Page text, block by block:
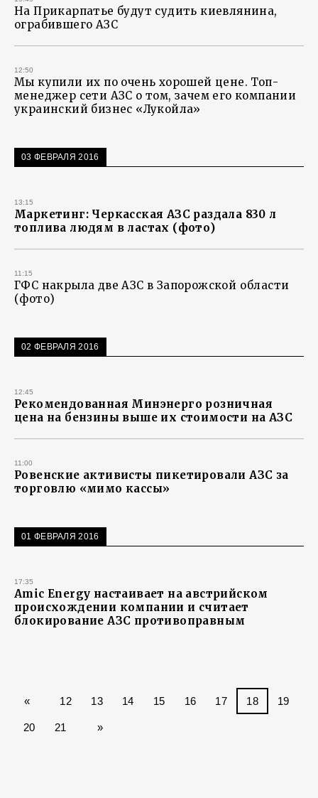
На Прикарпатье будут судить киевлянина,
ограбившего АЗС
12:50
Мы купили их по очень хорошей цене. Топ-
менеджер сети АЗС о том, зачем его компании
украинский бизнес «Лукойла»
03 ФЕВРАЛЯ 2016
13:15
Маркетинг: Черкасская АЗС раздала 830 л
топлива людям в ластах (фото)
11:15
ГФС накрыла две АЗС в Запорожской области
(фото)
02 ФЕВРАЛЯ 2016
12:45
Рекомендованная Минэнерго розничная
цена на бензины выше их стоимости на АЗС
11:00
Ровенские активисты пикетировали АЗС за
торговлю «мимо кассы»
01 ФЕВРАЛЯ 2016
17:35
Amic Energy настаивает на австрийском
происхождении компании и считает
блокирование АЗС противоправным
« 12 13 14 15 16 17 18 19
20 21 »